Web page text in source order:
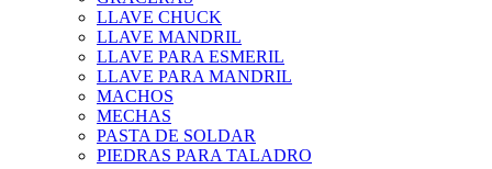
LLAVE CHUCK
LLAVE MANDRIL
LLAVE PARA ESMERIL
LLAVE PARA MANDRIL
MACHOS
MECHAS
PASTA DE SOLDAR
PIEDRAS PARA TALADRO